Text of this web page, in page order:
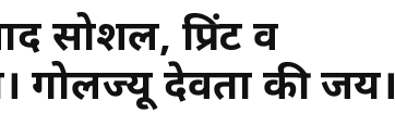
सोशल, प्रिंट व
गोलज्यू देवता की जय।